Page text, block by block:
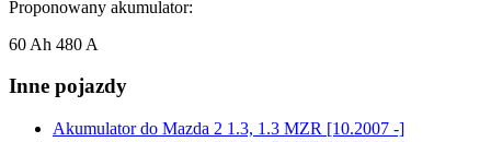
Proponowany akumulator:
60 Ah 480 A
Inne pojazdy
Akumulator do Mazda 2 1.3, 1.3 MZR [10.2007 -]